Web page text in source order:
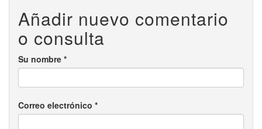
Añadir nuevo comentario
o consulta
Su nombre *
Correo electrónico *